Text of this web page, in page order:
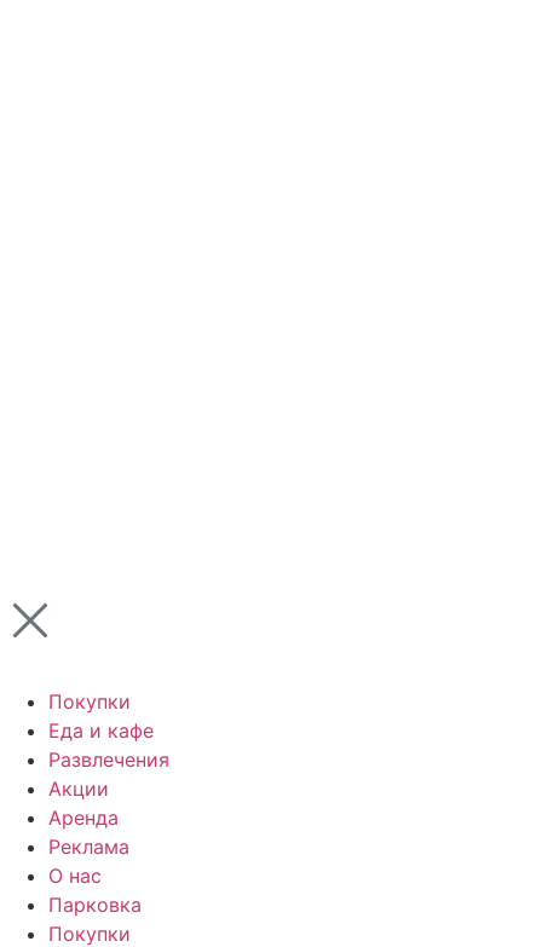
Покупки
Еда и кафе
Развлечения
Акции
Аренда
Реклама
О нас
Парковка
Покупки